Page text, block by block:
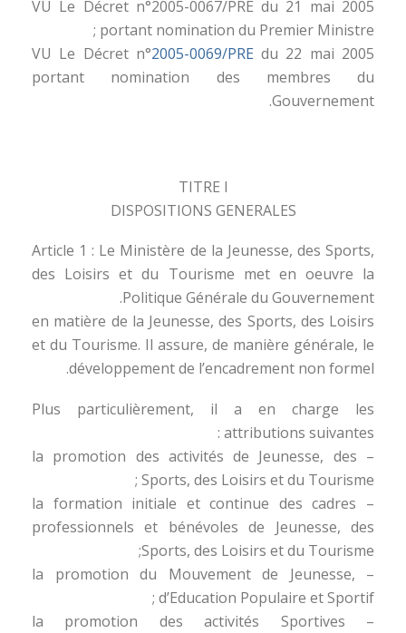
VU Le Décret n°2005-0067/PRE du 21 mai 2005
portant nomination du Premier Ministre ;
VU Le Décret n°2005-0069/PREdu 22 mai 2005
portant nomination des membres du
Gouvernement.
TITRE I
DISPOSITIONS GENERALES
Article 1 : Le Ministère de la Jeunesse, des Sports,
des Loisirs et du Tourisme met en oeuvre la
Politique Générale du Gouvernement.
en matière de la Jeunesse, des Sports, des Loisirs
et du Tourisme. Il assure, de manière générale, le
développement de l’encadrement non formel.
Plus particulièrement, il a en charge les
attributions suivantes :
– la promotion des activités de Jeunesse, des
Sports, des Loisirs et du Tourisme ;
– la formation initiale et continue des cadres
professionnels et bénévoles de Jeunesse, des
Sports, des Loisirs et du Tourisme;
– la promotion du Mouvement de Jeunesse,
d’Education Populaire et Sportif ;
– la promotion des activités Sportives